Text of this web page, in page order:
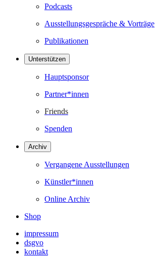
Podcasts
Ausstellungsgespräche & Vorträge
Publikationen
Unterstützen
Hauptsponsor
Partner*innen
Friends
Spenden
Archiv
Vergangene Ausstellungen
Künstler*innen
Online Archiv
Shop
impressum
dsgvo
kontakt